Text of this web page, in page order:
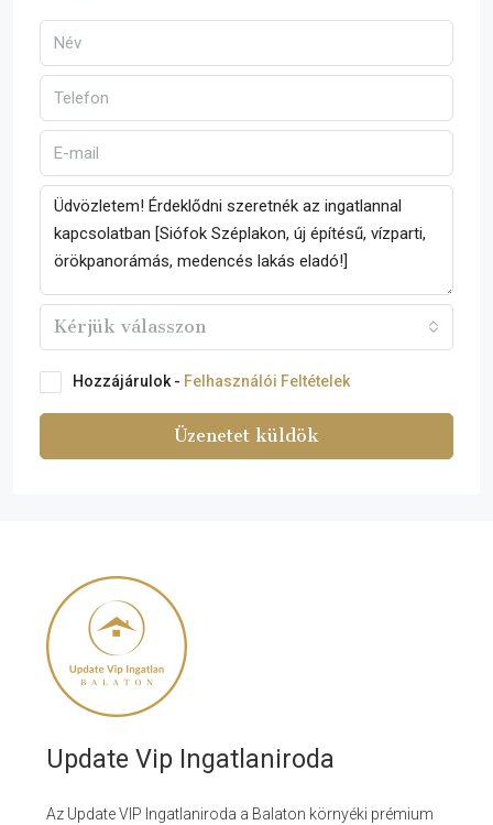
Kérjük válasszon
Hozzájárulok - Felhasználói Feltételek
Üzenetet küldök
Update Vip Ingatlaniroda
Az Update VIP Ingatlaniroda a Balaton környéki prémium